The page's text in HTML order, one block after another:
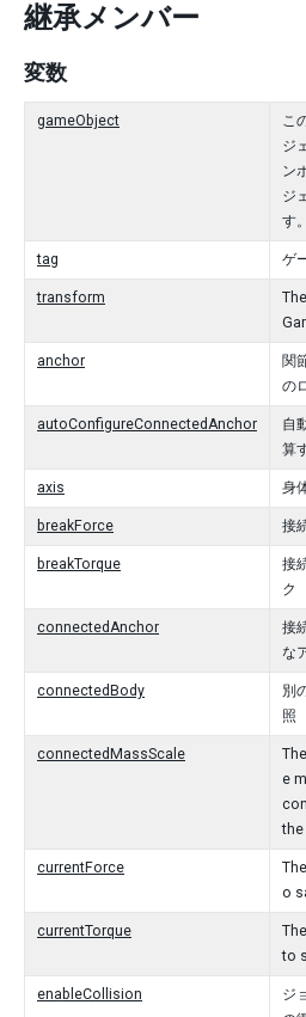
継承メンバー
変数
gameObject
こ
ジ
ン
ジ
す。
tag ゲ
transform
anchor
関
の
autoConfigureConnectedAnchor
自
算
axis 身
breakForce 接
breakTorque
接
ク
connectedAnchor
接
な
connectedBody
別
照
connectedMassScale
e
currentForce
o
currentTorque
to
enableCollision
ジ